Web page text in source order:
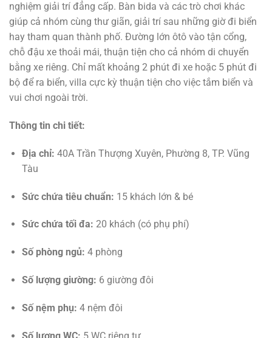
nghiệm giải trí đẳng cấp. Bàn bida và các trò chơi khác
giúp cả nhóm cùng thư giãn, giải trí sau những giờ đi biển
hay tham quan thành phố. Đường lớn ôtô vào tận cổng,
chỗ đậu xe thoải mái, thuận tiện cho cả nhóm di chuyển
bằng xe riêng. Chỉ mất khoảng 2 phút đi xe hoặc 5 phút đi
bộ để ra biển, villa cực kỳ thuận tiện cho việc tắm biển và
vui chơi ngoài trời.
Thông tin chi tiết:
Địa chỉ: 40A Trần Thượng Xuyên, Phường 8, TP. Vũng
Tàu
Sức chứa tiêu chuẩn: 15 khách lớn & bé
Sức chứa tối đa: 20 khách (có phụ phí)
Số phòng ngủ: 4 phòng
Số lượng giường: 6 giường đôi
Số nệm phụ: 4 nệm đôi
Số lượng WC: 5 WC riêng tư